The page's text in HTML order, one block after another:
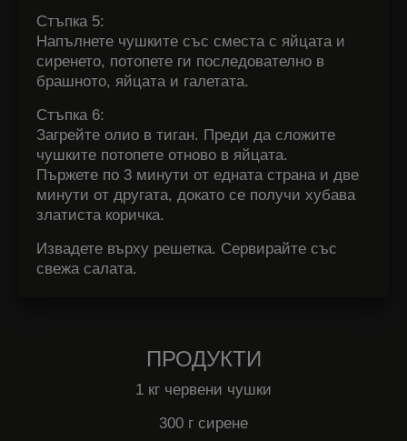
Стъпка 5:
Напълнете чушките със сместа с яйцата и
сиренето, потопете ги последователно в
брашното, яйцата и галетата.
Стъпка 6:
Загрейте олио в тиган. Преди да сложите
чушките потопете отново в яйцата.
Пържете по 3 минути от едната страна и две
минути от другата, докато се получи хубава
златиста коричка.
Извадете върху решетка. Сервирайте със
свежа салата.
ПРОДУКТИ
1 кг червени чушки
300 г сирене